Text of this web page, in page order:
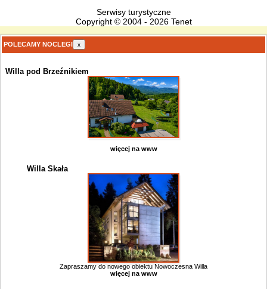
Serwisy turystyczne
Copyright © 2004 - 2026 Tenet
POLECAMY NOCLEGI x
Willa pod Brzeźnikiem
więcej na www
Willa Skała
Zapraszamy do nowego obiektu Nowoczesna Willa
więcej na www